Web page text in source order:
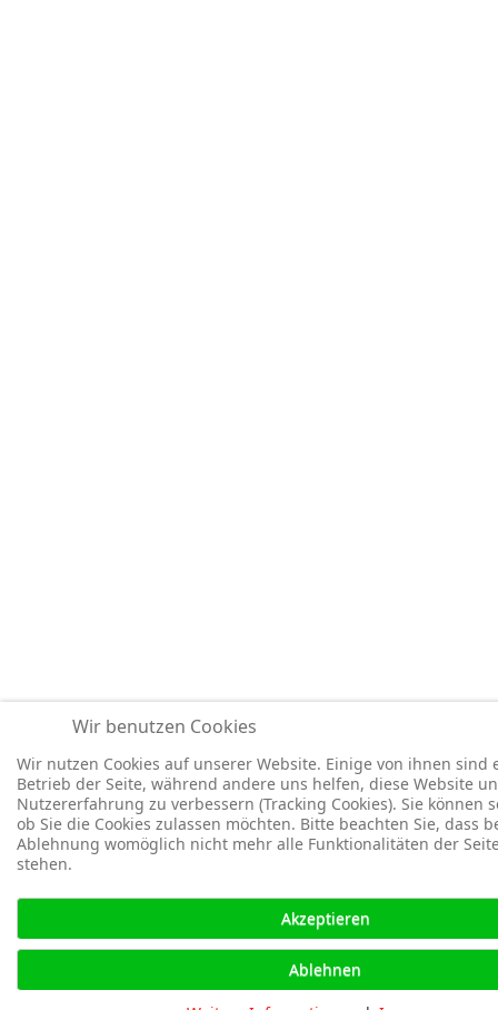
Wir benutzen Cookies
Wir nutzen Cookies auf unserer Website. Einige von ihnen sind
Betrieb der Seite, während andere uns helfen, diese Website
Nutzererfahrung zu verbessern (Tracking Cookies). Sie können
ob Sie die Cookies zulassen möchten. Bitte beachten Sie, dass
Ablehnung womöglich nicht mehr alle Funktionalitäten der
stehen.
Akzeptieren
Ablehnen